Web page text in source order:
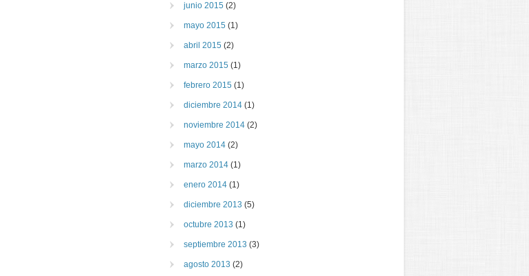
junio 2015 (2)
mayo 2015 (1)
abril 2015 (2)
marzo 2015 (1)
febrero 2015 (1)
diciembre 2014 (1)
noviembre 2014 (2)
mayo 2014 (2)
marzo 2014 (1)
enero 2014 (1)
diciembre 2013 (5)
octubre 2013 (1)
septiembre 2013 (3)
agosto 2013 (2)